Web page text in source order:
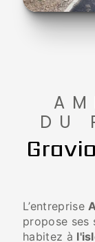
DU
L’entreprise
propose ses
habitez à